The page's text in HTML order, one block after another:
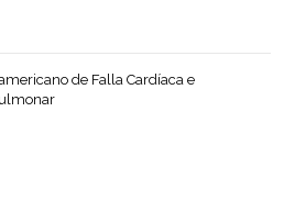
de Falla Cardíaca e